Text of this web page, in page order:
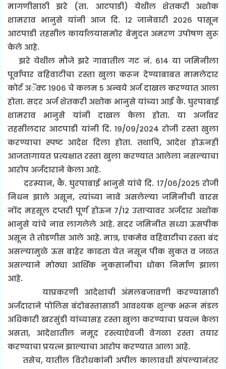
मागणीसाठी झरे (ता. आटपाडी) येथील शेतकरी अशोक
शामराव भानुसे यांनी आज दि. १२ जानेवारी २०२६ पासून
आटपाडी तहसील कार्यालयासमोर बेमुदत अमरण उपोषण सुरू
केले आहे.
झरे येथील मौजे झरे गावातील गट नं. ६१४ या जमिनीला
पूर्वापार वहिवाटीचा रस्ता खुला करून देण्याबाबत मामलेदार
कोर्ट अॅक्ट १९०६ चे कलम ५ अन्वये अर्ज दाखल करण्यात आला
होता. सदर अर्ज शेतकरी अशोक भानुसे यांच्या आई कै. घुरपाबाई
शामराव भानुसे यांनी दाखल केला होता. या अर्जावर
तहसीलदार आटपाडी यांनी दि. १९/०९/२०२४ रोजी रस्ता खुला
करण्याचा स्पष्ट आदेश दिला होता. तथापि, आदेश होऊनही
आजतागायत प्रत्यक्षात रस्ता खुला करण्यात आलेला नसल्याचा
आरोप अर्जदाराने केला आहे.
दरम्यान, कै. घुरपाबाई भानुसे यांचे दि. १७/०६/२०२५ रोजी
निधन झाले असून, त्यांच्या नावे असलेल्या जमिनीची वारस
नोंद महसूल दप्तरी पूर्ण होऊन ७/१२ उताऱ्यावर अर्जदार अशोक
भानुसे यांचे नाव लागलेले आहे. सदर जमिनीत सध्या ऊसपीक
असून ते तोडणीस आले आहे. मात्र, एकमेव वहिवाटीचा रस्ता बंद
असल्यामुळे ऊस बाहेर काढता येत नसून पीक सुकत व जळत
असल्याने मोठ्या आर्थिक नुकसानीचा धोका निर्माण झाला
आहे.
याप्रकरणी आदेशाची अंमलबजावणी करण्यासाठी
अर्जदाराने पोलिस बंदोबस्तासाठी आवश्यक शुल्क भरून मंडल
अधिकारी खरसुंडी यांच्यासह रस्ता खुला करण्याचा प्रयत्न केला
असता, आदेशातील नमूद रस्त्याऐवजी वेगळा रस्ता तयार
करण्याचा प्रयत्न झाल्याचा आरोप करण्यात आला आहे.
तसेच, यातील विरोधकांनी अपील कालावधी संपल्यानंतर